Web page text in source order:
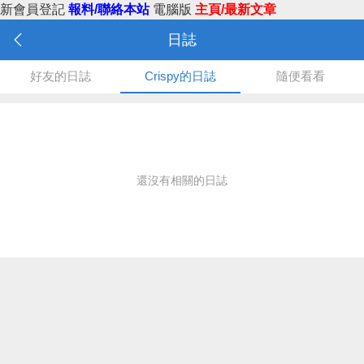
新會員登記 報料/聯絡本站 電腦版 主頁/最新文章
日誌
好友的日誌 Crispy的日誌 隨便看看
還沒有相關的日誌